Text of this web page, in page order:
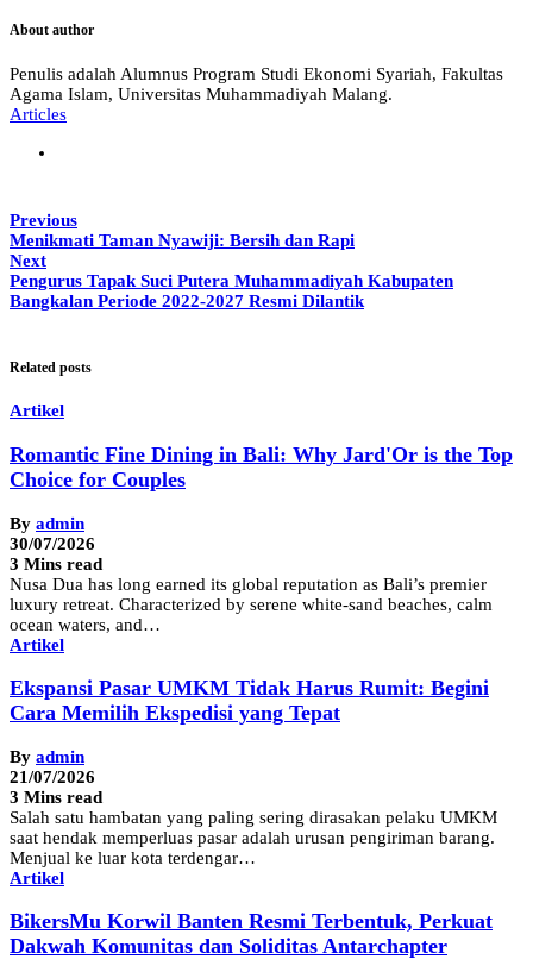
About author
Penulis adalah Alumnus Program Studi Ekonomi Syariah, Fakultas
Agama Islam, Universitas Muhammadiyah Malang.
Articles
Previous
Menikmati Taman Nyawiji: Bersih dan Rapi
Next
Pengurus Tapak Suci Putera Muhammadiyah Kabupaten
Bangkalan Periode 2022-2027 Resmi Dilantik
Related posts
Artikel
Romantic Fine Dining in Bali: Why Jard'Or is the Top
Choice for Couples
By admin
30/07/2026
3 Mins read
Nusa Dua has long earned its global reputation as Bali’s premier
luxury retreat. Characterized by serene white-sand beaches, calm
ocean waters, and…
Artikel
Ekspansi Pasar UMKM Tidak Harus Rumit: Begini
Cara Memilih Ekspedisi yang Tepat
By admin
21/07/2026
3 Mins read
Salah satu hambatan yang paling sering dirasakan pelaku UMKM
saat hendak memperluas pasar adalah urusan pengiriman barang.
Menjual ke luar kota terdengar…
Artikel
BikersMu Korwil Banten Resmi Terbentuk, Perkuat
Dakwah Komunitas dan Soliditas Antarchapter